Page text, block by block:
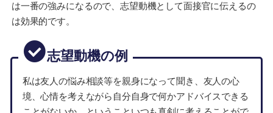
は一番の強みになるので、志望動機として面接官に伝えるの
は効果的です。
志望動機の例
私は友人の悩み相談等を親身になって聞き、友人の心
境、心情を考えながら自分自身で何かアドバイスできる